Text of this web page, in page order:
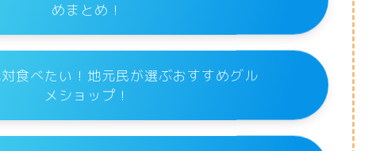
めまとめ！
食べたい！地元民が選ぶおすすめグル
メショップ！